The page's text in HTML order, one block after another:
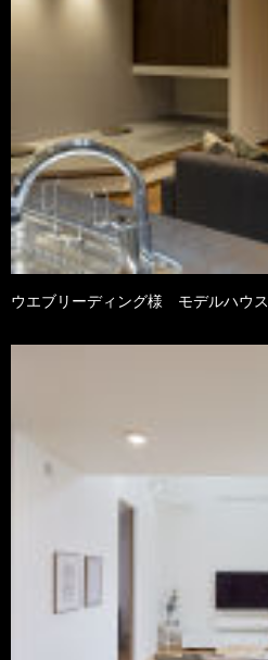
ウエブリーディング様 モデルハウス